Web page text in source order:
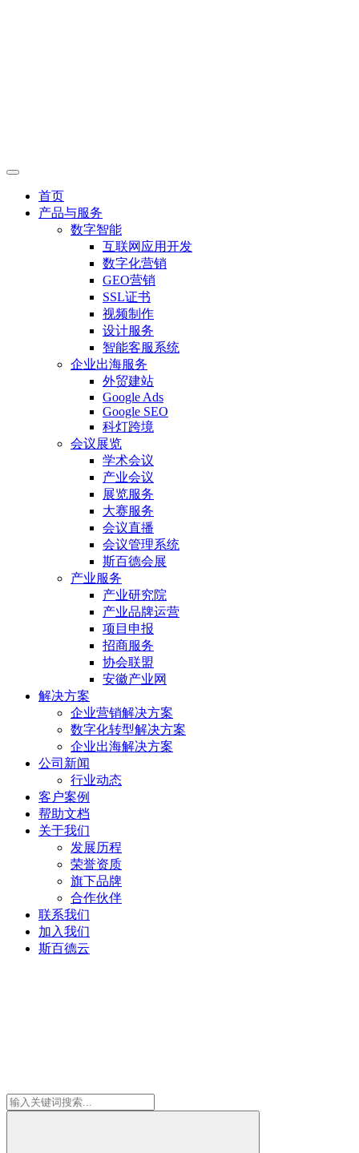
首页
产品与服务
数字智能
互联网应用开发
数字化营销
GEO营销
SSL证书
视频制作
设计服务
智能客服系统
企业出海服务
外贸建站
Google Ads
Google SEO
科灯跨境
会议展览
学术会议
产业会议
展览服务
大赛服务
会议直播
会议管理系统
斯百德会展
产业服务
产业研究院
产业品牌运营
项目申报
招商服务
协会联盟
安徽产业网
解决方案
企业营销解决方案
数字化转型解决方案
企业出海解决方案
公司新闻
行业动态
客户案例
帮助文档
关于我们
发展历程
荣誉资质
旗下品牌
合作伙伴
联系我们
加入我们
斯百德云